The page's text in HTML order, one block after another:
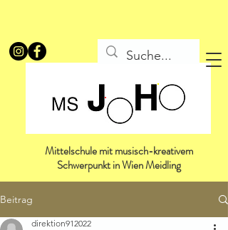
Mittelschule mit musisch-kreativem
Schwerpunkt in Wien Meidling
Beitrag
direktion912022